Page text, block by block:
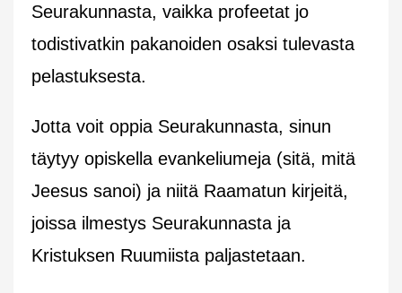
Seurakunnasta, vaikka profeetat jo
todistivatkin pakanoiden osaksi tulevasta
pelastuksesta.
Jotta voit oppia Seurakunnasta, sinun
täytyy opiskella evankeliumeja (sitä, mitä
Jeesus sanoi) ja niitä Raamatun kirjeitä,
joissa ilmestys Seurakunnasta ja
Kristuksen Ruumiista paljastetaan.